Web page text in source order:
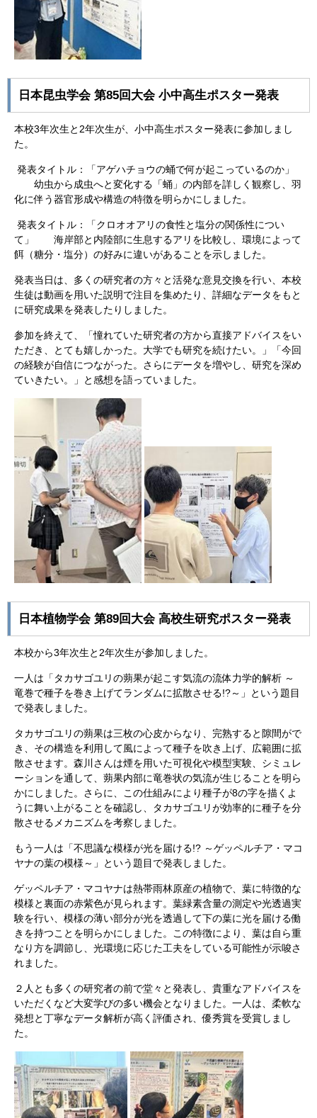
日本昆虫学会 第85回大会 小中高生ポスター発表
本校3年次生と2年次生が、小中高生ポスター発表に参加しまし
た。
発表タイトル：「アゲハチョウの蛹で何が起こっているのか」
幼虫から成虫へと変化する「蛹」の内部を詳しく観察し、羽
化に伴う器官形成や構造の特徴を明らかにしました。
発表タイトル：「クロオオアリの食性と塩分の関係性につい
て」 海岸部と内陸部に生息するアリを比較し、環境によって
餌（糖分・塩分）の好みに違いがあることを示しました。
発表当日は、多くの研究者の方々と活発な意見交換を行い、本校
生徒は動画を用いた説明で注目を集めたり、詳細なデータをもと
に研究成果を発表したりしました。
参加を終えて、「憧れていた研究者の方から直接アドバイスをい
ただき、とても嬉しかった。大学でも研究を続けたい。」「今回
の経験が自信につながった。さらにデータを増やし、研究を深め
ていきたい。」と感想を語っていました。
日本植物学会 第89回大会 高校生研究ポスター発表
本校から3年次生と2年次生が参加しました。
一人は「タカサゴユリの蒴果が起こす気流の流体力学的解析 ～
竜巻で種子を巻き上げてランダムに拡散させる!?～」という題目
で発表しました。
タカサゴユリの蒴果は三枚の心皮からなり、完熟すると隙間がで
き、その構造を利用して風によって種子を吹き上げ、広範囲に拡
散させます。森川さんは煙を用いた可視化や模型実験、シミュレ
ーションを通して、蒴果内部に竜巻状の気流が生じることを明ら
かにしました。さらに、この仕組みにより種子が8の字を描くよ
うに舞い上がることを確認し、タカサゴユリが効率的に種子を分
散させるメカニズムを考察しました。
もう一人は「不思議な模様が光を届ける!? ～ゲッペルチア・マコ
ヤナの葉の模様～」という題目で発表しました。
ゲッペルチア・マコヤナは熱帯雨林原産の植物で、葉に特徴的な
模様と裏面の赤紫色が見られます。葉緑素含量の測定や光透過実
験を行い、模様の薄い部分が光を透過して下の葉に光を届ける働
きを持つことを明らかにしました。この特徴により、葉は自ら重
なり方を調節し、光環境に応じた工夫をしている可能性が示唆さ
れました。
２人とも多くの研究者の前で堂々と発表し、貴重なアドバイスを
いただくなど大変学びの多い機会となりました。一人は、柔軟な
発想と丁寧なデータ解析が高く評価され、優秀賞を受賞しまし
た。